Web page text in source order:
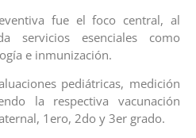
fue el foco central, al
servicios esenciales como
e inmunización.
pediátricas, medición
la respectiva vacunación
1ero, 2do y 3er grado.